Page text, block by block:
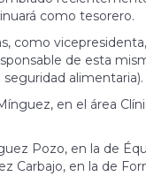
como tesorero.
como
de esta
alimentaria).
en el área
Pozo, en la de
Carbajo, en la de